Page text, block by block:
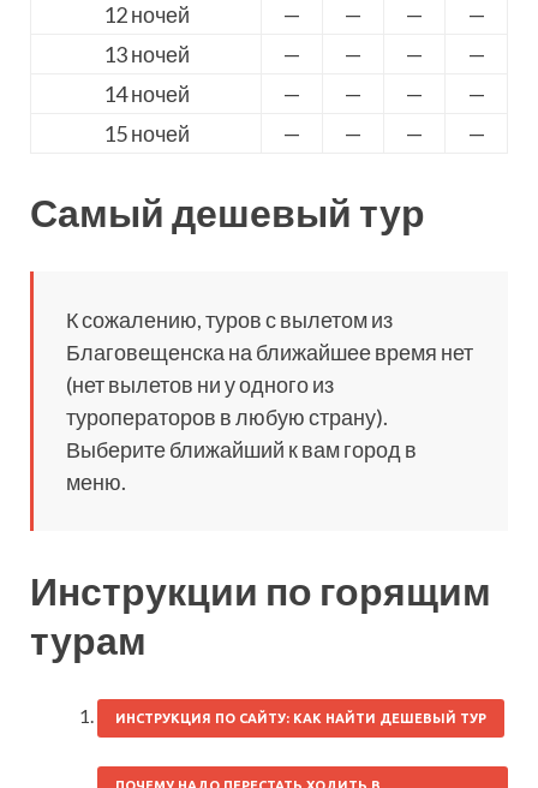
12 ночей
— — —
—
13 ночей
— — —
—
14 ночей
— — —
—
15 ночей
— — — —
Самый дешевый тур
К сожалению, туров с вылетом из
Благовещенска на ближайшее время нет
(нет вылетов ни у одного из
туроператоров в любую страну).
Выберите ближайший к вам город в
меню.
Инструкции по горящим
турам
ИНСТРУКЦИЯ ПО САЙТУ: КАК НАЙТИ ДЕШЕВЫЙ ТУР